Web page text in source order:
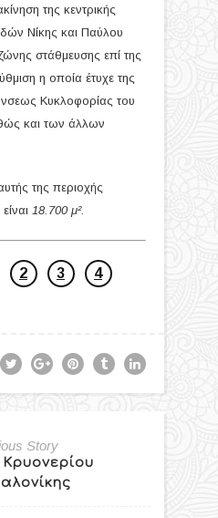
της κεντρικής
Νίκης και Παύλου
στάθμευσης επί της
η οποία έτυχε της
Κυκλοφορίας του
και των άλλων
της περιοχής
18.700 μ².
2 3 4
Story